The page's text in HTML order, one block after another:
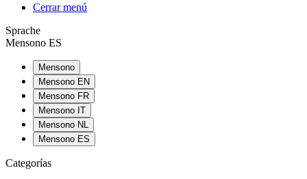
Cerrar menú
Sprache
Mensono ES
Mensono
Mensono EN
Mensono FR
Mensono IT
Mensono NL
Mensono ES
Categorías